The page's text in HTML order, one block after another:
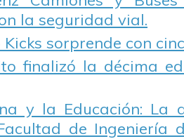
la seguridad vial.
sorprende con
finalizó la décima
y la Educación: La
de Ingeniería